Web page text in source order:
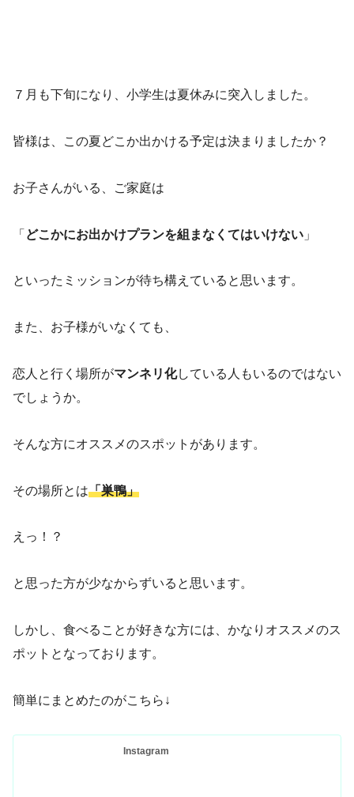
７月も下旬になり、小学生は夏休みに突入しました。
皆様は、この夏どこか出かける予定は決まりましたか？
お子さんがいる、ご家庭は
「 どこかにお出かけプランを組まなくてはいけない 」
といったミッションが待ち構えていると思います。
また、お子様がいなくても、
恋人と行く場所がマンネリ化している人もいるのではない
でしょうか。
そんな方にオススメのスポットがあります。
その場所とは「巣鴨」
えっ！？
と思った方が少なからずいると思います。
しかし、食べることが好きな方には、かなりオススメのス
ポットとなっております。
簡単にまとめたのがこちら↓
Instagram